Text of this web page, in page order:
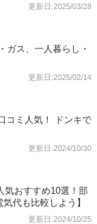
更新日:2025/03/28
ガス、一人暮らし・
更新日:2025/02/14
コミ人気！ ドンキで
更新日:2024/10/30
気おすすめ10選！部
代も比較しよう】
更新日:2024/10/25